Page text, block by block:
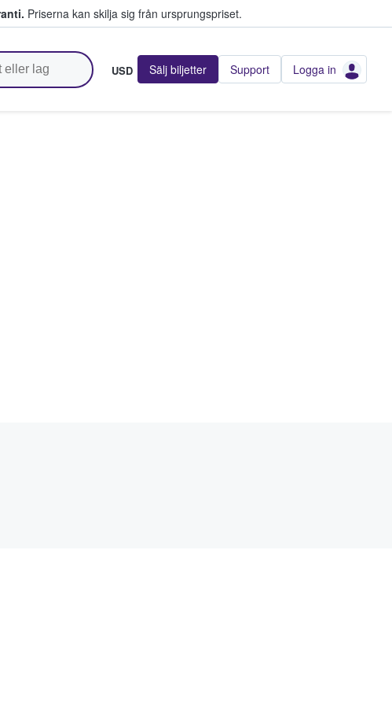
Priserna kan skilja sig från ursprungspriset.
USD Sälj biljetter Support Logga in